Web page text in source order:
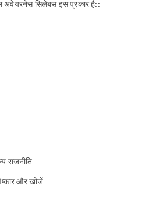
सिलेबस इस प्रकार है::
राजनीति
और खोजें